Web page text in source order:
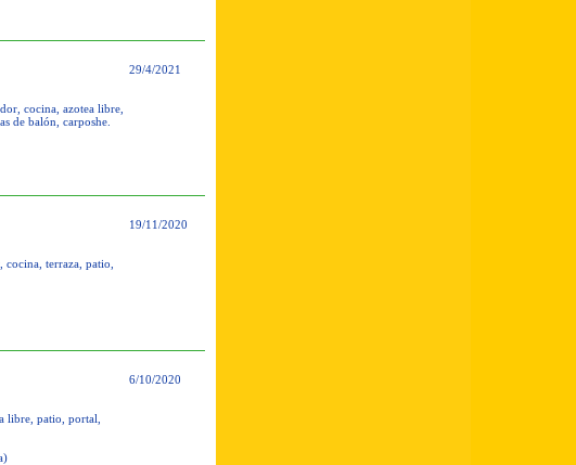
cocina, azotea libre,
de balón, carposhe.
29/4/2021
terraza, patio,
19/11/2020
libre, patio, portal,
6/10/2020